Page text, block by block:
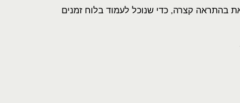
בהתראה קצרה, כדי שנוכל לעמוד בלוח זמנים